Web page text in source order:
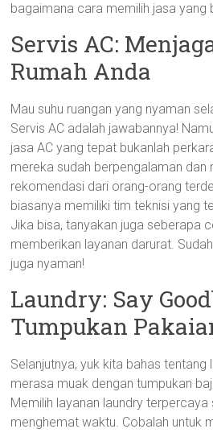
bagaimana cara memilih jasa yang
Servis AC:
Rumah Anda
Mau suhu ruangan yang nyaman
Servis AC adalah jawabannya!
jasa AC yang tepat bukanlah
mereka sudah berpengalaman dan
rekomendasi dari orang-orang
biasanya memiliki tim teknisi yang
Jika bisa, tanyakan juga seberapa
memberikan layanan darurat.
juga nyaman!
Laundry: Say
Tumpukan
Selanjutnya, yuk kita bahas tentang
merasa muak dengan tumpukan
Memilih layanan laundry
menghemat waktu. Cobalah untuk